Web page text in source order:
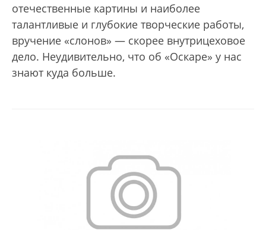
отечественные картины и наиболее
талантливые и глубокие творческие работы,
вручение «слонов» — скорее внутрицеховое
дело. Неудивительно, что об «Оскаре» у нас
знают куда больше.